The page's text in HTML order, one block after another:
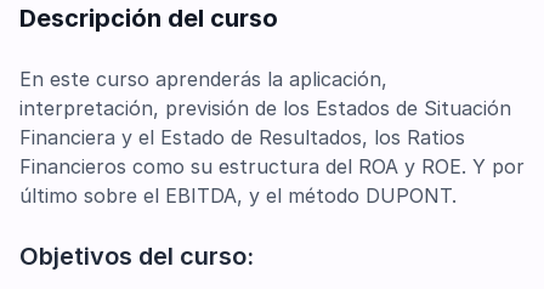
Descripción del curso
En este curso aprenderás la aplicación,
interpretación, previsión de los Estados de Situación
Financiera y el Estado de Resultados, los Ratios
Financieros como su estructura del ROA y ROE. Y por
último sobre el EBITDA, y el método DUPONT.
Objetivos del curso: